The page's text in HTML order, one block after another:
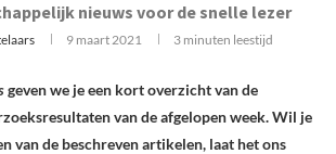
nieuws voor de snelle lezer
9 maart 2021 3 minuten leestijd
geven we je een kort overzicht van de
van de afgelopen week. Wil je
van de beschreven artikelen, laat het ons